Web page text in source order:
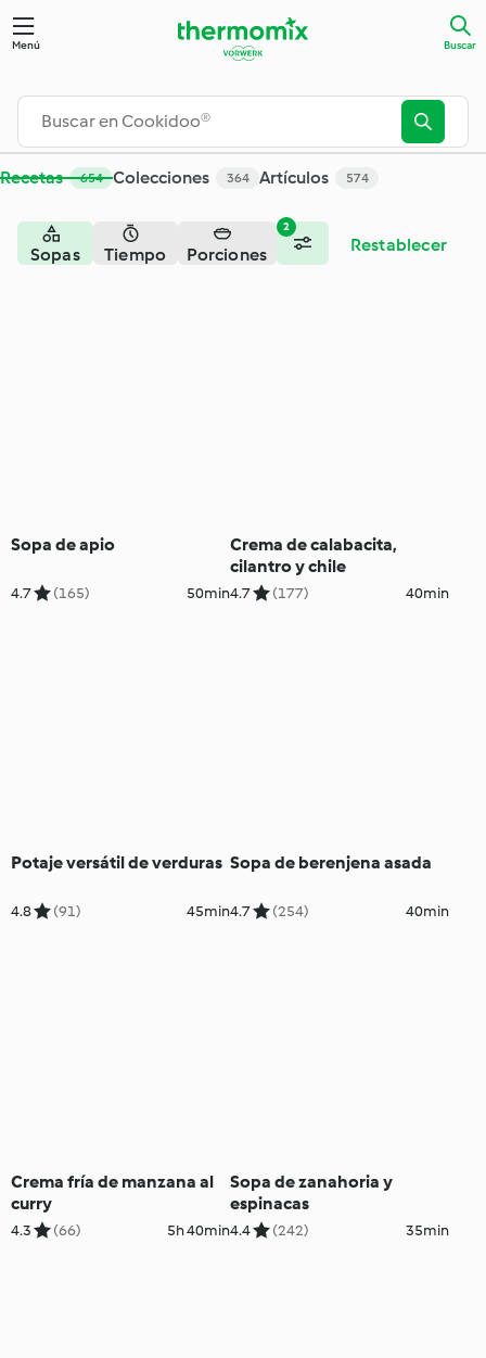
Menú Buscar
Recetas 654 Colecciones 364 Artículos 574
2
Sopas Tiempo Porciones Restablecer
Sopa de apio
4.7 (165) 50min
Crema de calabacita,
cilantro y chile
4.7 (177) 40min
Potaje versátil de verduras
4.8 (91) 45min
Sopa de berenjena asada
4.7 (254) 40min
Crema fría de manzana al
curry
4.3 (66) 5h 40min
Sopa de zanahoria y
espinacas
4.4 (242) 35min
Buscar - Cookidoo® – la plataforma de recetas oficial de